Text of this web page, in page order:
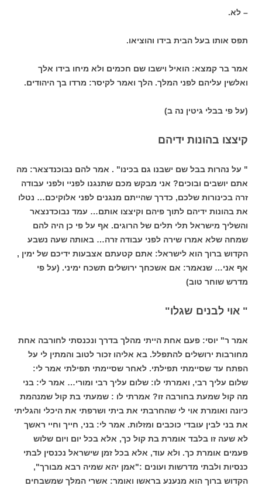
– לא.
תפס אותו בעל הבית בידו והוציאו.
אמר בר קמצא: הואיל וישבו שם חכמים ולא מיחו בידו אלך
ואלשין עליהם לפני המלך. הלך ואמר לקיסר: מרדו בך היהודים.
(על פי בבלי גיטין נה ב)
קיצצו בהונות ידיהם
" על נהרות בבל שם ישבנו גם בכינו" . אמר להם נבוכנדצאר: מה
אתם יושבים ובוכים? אני מבקש מכם שתנגנו לפניי ולפני עבודה
זרה בכינורות שלכם, כדרך שהייתם מנגנים לפני אלוקיכם… נטלו
את בהונות ידיהם לתוך פיהם וקיצצו אותם… עמד נבוכדנצאר
והשליך מישראל תלי תלים של הרוגים. אף על פי כן היה להם
שמחה שלא אמרו שירה לפני עבודה זרה… באותה שעה נשבע
הקדוש ברוך הוא לישראל: אתם קטעתם אצבעות ידיכם של ימין ,
אף אני… שנאמר: אם אשכחך ירושלים תשכח ימיני. (על פי
מדרש שוחר טוב)
" אוי לבנים שגלו"
אמר ר" יוסי: פעם אחת הייתי מהלך בדרך ונכנסתי לחורבה אחת
מחורבות ירושלים להתפלל. בא אליהו זכור לטוב והמתין לי על
הפתח עד שסיימתי תפילתי. לאחר שסיימתי תפילתי אמר לי:
שלום עליך רבי, ואמרתי לו: שלום עליך רבי ומורי… אמר לי: בני
מה קול שמעת בחורבה זו? אמרתי לו : שמעתי בת קול שמנהמת
כיונה ואומרת אוי לי שהחרבתי את ביתי ושרפתי את היכלי והגליתי
את בני לבין עובדי כוכבים ומזלות. אמר לי: בני, חייך וחיי ראשך
לא שעה זו בלבד אומרת בת קול כך, אלא בכל יום ויום שלוש
פעמים אומרת כך. ולא עוד, אלא בכל זמן שישראל נכנסין לבתי
כנסיות ולבתי מדרשות ועונים :"אמן יהא שמיה רבא מבורך",
הקדוש ברוך הוא מנענע בראשו ואומר: אשרי המלך שמשבחים